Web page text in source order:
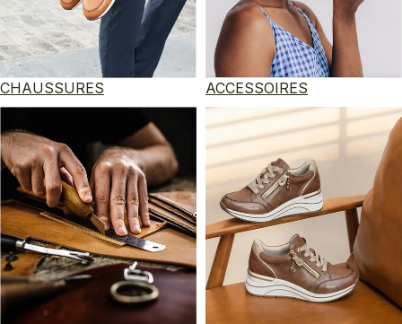
CHAUSSURES ACCESSOIRES